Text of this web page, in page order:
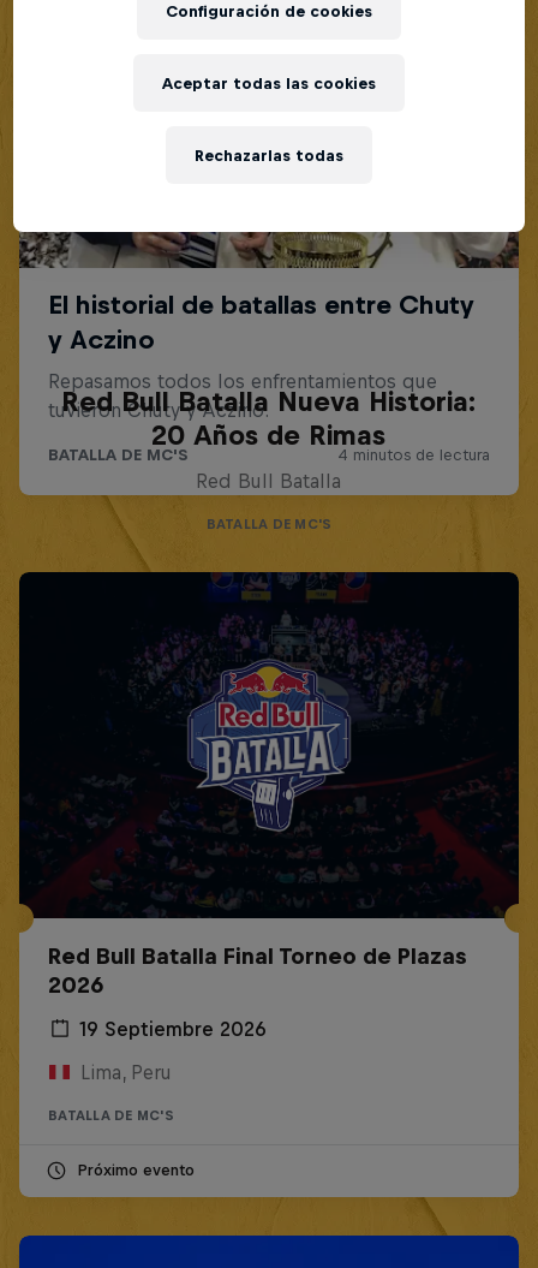
Red Bull Batalla Nueva Historia:
20 Años de Rimas
Red Bull Batalla
BATALLA DE MC'S
Red Bull Batalla Final Torneo de Plazas
2026
19 Septiembre 2026
Lima, Peru
BATALLA DE MC'S
Próximo evento
Configuración de cookies
Rechazarlas todas
Aceptar todas las cookies